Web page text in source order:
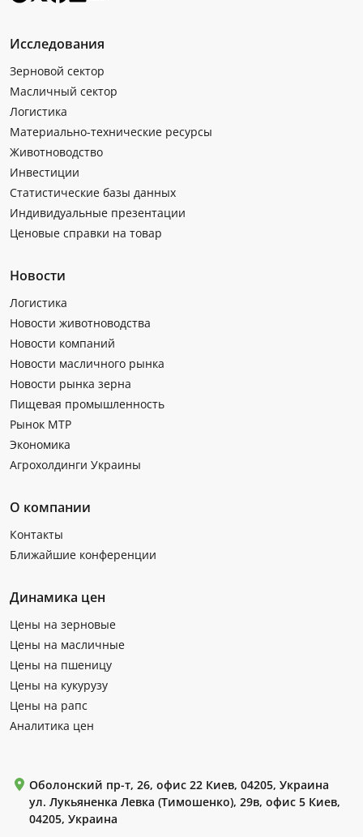
Исследования
Зерновой сектор
Масличный сектор
Логистика
Материально-технические ресурсы
Животноводство
Инвестиции
Статистические базы данных
Индивидуальные презентации
Ценовые справки на товар
Новости
Логистика
Новости животноводства
Новости компаний
Новости масличного рынка
Новости рынка зерна
Пищевая промышленность
Рынок МТР
Экономика
Агрохолдинги Украины
О компании
Контакты
Ближайшие конференции
Динамика цен
Цены на зерновые
Цены на масличные
Цены на пшеницу
Цены на кукурузу
Цены на рапс
Аналитика цен
Оболонский пр-т, 26, офис 22 Киев, 04205, Украина
ул. Лукьяненка Левка (Тимошенко), 29в, офис 5 Киев,
04205, Украина